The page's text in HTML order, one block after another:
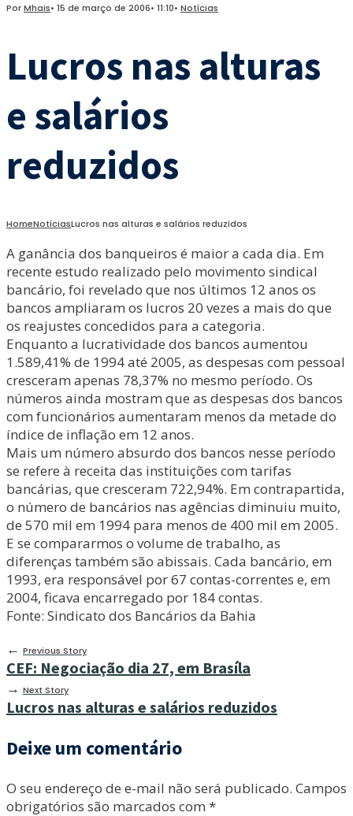
PorMhais• 15 de março de 2006• 11:10• Notícias
Lucros nas alturas
e salários
reduzidos
HomeNotíciasLucros nas alturas e salários reduzidos
A ganância dos banqueiros é maior a cada dia. Em
recente estudo realizado pelo movimento sindical
bancário, foi revelado que nos últimos 12 anos os
bancos ampliaram os lucros 20 vezes a mais do que
os reajustes concedidos para a categoria.
Enquanto a lucratividade dos bancos aumentou
1.589,41% de 1994 até 2005, as despesas com pessoal
cresceram apenas 78,37% no mesmo período. Os
números ainda mostram que as despesas dos bancos
com funcionários aumentaram menos da metade do
índice de inflação em 12 anos.
Mais um número absurdo dos bancos nesse período
se refere à receita das instituições com tarifas
bancárias, que cresceram 722,94%. Em contrapar­tida,
o número de bancários nas agências diminuiu muito,
de 570 mil em 1994 para menos de 400 mil em 2005.
E se compararmos o volume de trabalho, as
diferenças também são abissais. Cada bancário, em
1993, era responsável por 67 contas-correntes e, em
2004, ficava encarregado por 184 contas.
Fonte: Sindicato dos Bancários da Bahia
← Previous Story
CEF: Negociação dia 27, em Brasíla
→ Next Story
Lucros nas alturas e salários reduzidos
Deixe um comentário
O seu endereço de e-mail não será publicado. Campos
obrigatórios são marcados com *